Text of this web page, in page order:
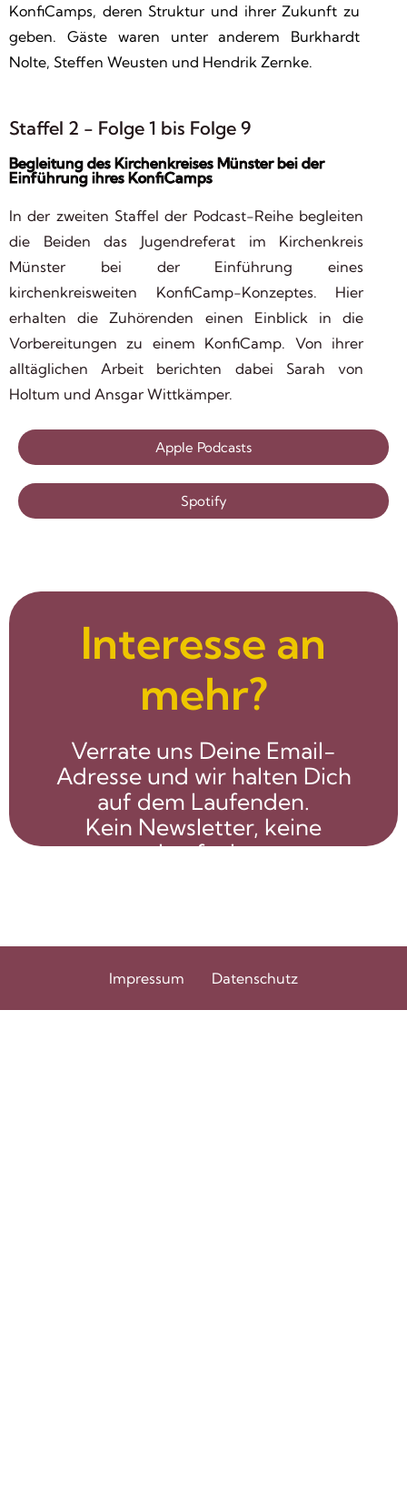
KonfiCamps, deren Struktur und ihrer Zukunft zu
geben. Gäste waren unter anderem Burkhardt
Nolte, Steffen Weusten und Hendrik Zernke.
Staffel 2 - Folge 1 bis Folge 9
Begleitung des Kirchenkreises Münster bei der
Einführung ihres KonfiCamps
In der zweiten Staffel der Podcast-Reihe begleiten
die Beiden das Jugendreferat im Kirchenkreis
Münster bei der Einführung eines
kirchenkreisweiten KonfiCamp-Konzeptes. Hier
erhalten die Zuhörenden einen Einblick in die
Vorbereitungen zu einem KonfiCamp. Von ihrer
alltäglichen Arbeit berichten dabei Sarah von
Holtum und Ansgar Wittkämper.
Apple Podcasts
Spotify
Interesse an
mehr?
Verrate uns Deine Email-
Adresse und wir halten Dich
auf dem Laufenden.
Kein Newsletter, keine
Laufzeit.
Indem Du fortfährst, akzeptierst Du unsere
Impressum Datenschutz